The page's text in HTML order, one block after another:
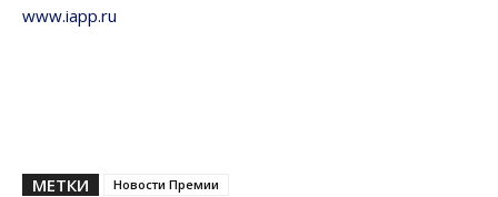
www.iapp.ru
МЕТКИ Новости Премии